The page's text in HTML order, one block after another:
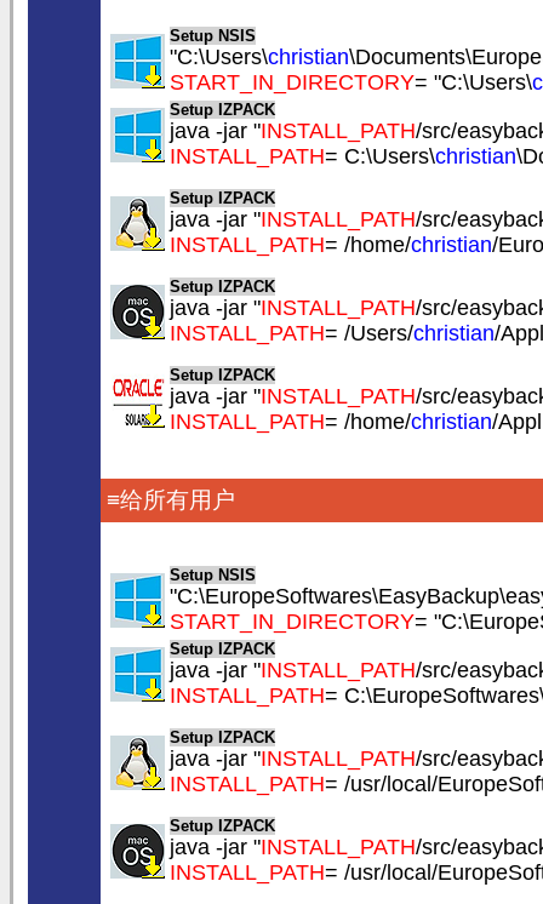
Setup NSIS
"C:\Users\christian
START_IN_DIRECTORY= "C:\Users\
Setup IZPACK
java -jar "INSTALL_PATH/src/
INSTALL_PATH= C:\Users\christian
Setup IZPACK
java -jar "INSTALL_PATH/src/
INSTALL_PATH= /home/christian/
Setup IZPACK
java -jar "INSTALL_PATH/src/
INSTALL_PATH= /Users/christian/
Setup IZPACK
java -jar "INSTALL_PATH/src/
INSTALL_PATH= /home/christian/
≡给所有用户
Setup NSIS
START_IN_DIRECTORY=
Setup IZPACK
java -jar "INSTALL_PATH/src/
INSTALL_PATH=
Setup IZPACK
java -jar "INSTALL_PATH/src/
INSTALL_PATH= /usr/local/
Setup IZPACK
java -jar "INSTALL_PATH/src/
INSTALL_PATH= /usr/local/